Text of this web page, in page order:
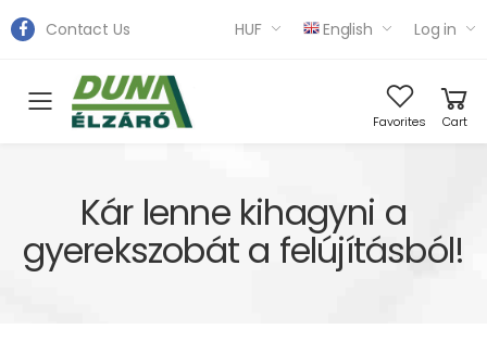
Contact Us HUF English Log in
Toggle mobile menu Favorites Cart
Kár lenne kihagyni a
gyerekszobát a felújításból!